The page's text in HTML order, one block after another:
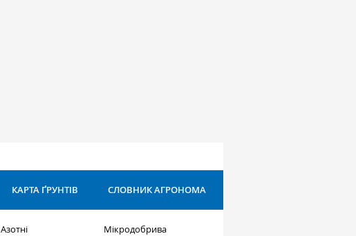
КАРТА ҐРУНТІВ СЛОВНИК АГРОНОМА
Азотні Мікродобрива